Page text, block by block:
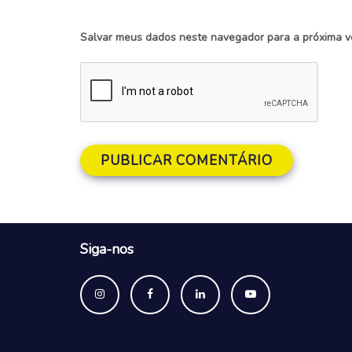
Salvar meus dados neste navegador para a próxima
Siga-nos